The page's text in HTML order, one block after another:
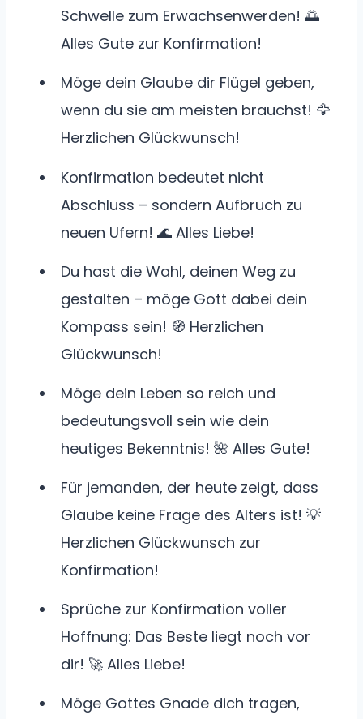
Schwelle zum Erwachsenwerden! 🌅
Alles Gute zur Konfirmation!
Möge dein Glaube dir Flügel geben,
wenn du sie am meisten brauchst! 🦅
Herzlichen Glückwunsch!
Konfirmation bedeutet nicht
Abschluss – sondern Aufbruch zu
neuen Ufern! 🌊 Alles Liebe!
Du hast die Wahl, deinen Weg zu
gestalten – möge Gott dabei dein
Kompass sein! 🧭 Herzlichen
Glückwunsch!
Möge dein Leben so reich und
bedeutungsvoll sein wie dein
heutiges Bekenntnis! 🌺 Alles Gute!
Für jemanden, der heute zeigt, dass
Glaube keine Frage des Alters ist! 💡
Herzlichen Glückwunsch zur
Konfirmation!
Sprüche zur Konfirmation voller
Hoffnung: Das Beste liegt noch vor
dir! 🚀 Alles Liebe!
Möge Gottes Gnade dich tragen,